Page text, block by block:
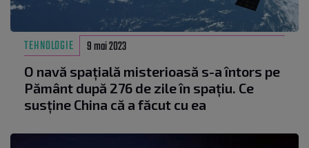
TEHNOLOGIE 9 mai 2023
O navă spațială misterioasă s-a întors pe
Pământ după 276 de zile în spațiu. Ce
susține China că a făcut cu ea